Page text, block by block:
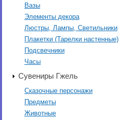
Вазы
Элементы декора
Люстры, Лампы, Светильники
Плакетки (Тарелки настенные)
Подсвечники
Часы
Сувениры Гжель
Сказочные персонажи
Предметы
Животные